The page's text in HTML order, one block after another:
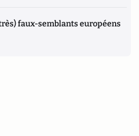
faux-semblants européens